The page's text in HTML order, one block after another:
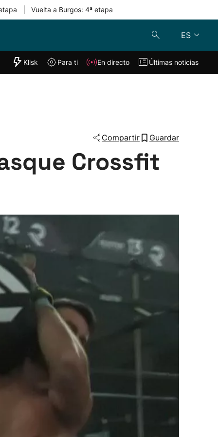
Vuelta a Burgos: 4ª etapa
ES
"Helmuga"
Klisk En directo
Klisk Para ti En directo Últimas noticias
Compartir Guardar
Crossfit